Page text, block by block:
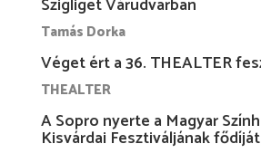
Szigliget Várudvarban
Tamás Dorka
Véget ért a 36. THEALTER
THEALTER
A Sopro nyerte a Magyar
Kisvárdai Fesztiváljának fődíját